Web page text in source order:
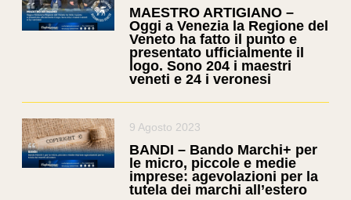
MAESTRO ARTIGIANO –
Oggi a Venezia la Regione del
Veneto ha fatto il punto e
presentato ufficialmente il
logo. Sono 204 i maestri
veneti e 24 i veronesi
9 Agosto 2023
BANDI – Bando Marchi+ per
le micro, piccole e medie
imprese: agevolazioni per la
tutela dei marchi all’estero